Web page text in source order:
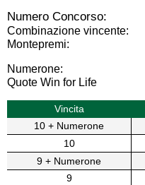
Numero Concorso:
Combinazione vincente:
Montepremi:
Numerone:
Quote Win for Life
Vincita
10 + Numerone
10
9 + Numerone
9